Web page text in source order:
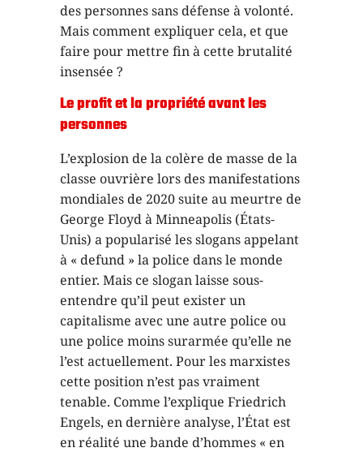
des personnes sans défense à volonté.
Mais comment expliquer cela, et que
faire pour mettre fin à cette brutalité
insensée ?
Le profit et la propriété avant les
personnes
L’explosion de la colère de masse de la
classe ouvrière lors des manifestations
mondiales de 2020 suite au meurtre de
George Floyd à Minneapolis (États-
Unis) a popularisé les slogans appelant
à « defund » la police dans le monde
entier. Mais ce slogan laisse sous-
entendre qu’il peut exister un
capitalisme avec une autre police ou
une police moins surarmée qu’elle ne
l’est actuellement. Pour les marxistes
cette position n’est pas vraiment
tenable. Comme l’explique Friedrich
Engels, en dernière analyse, l’État est
en réalité une bande d’hommes « en